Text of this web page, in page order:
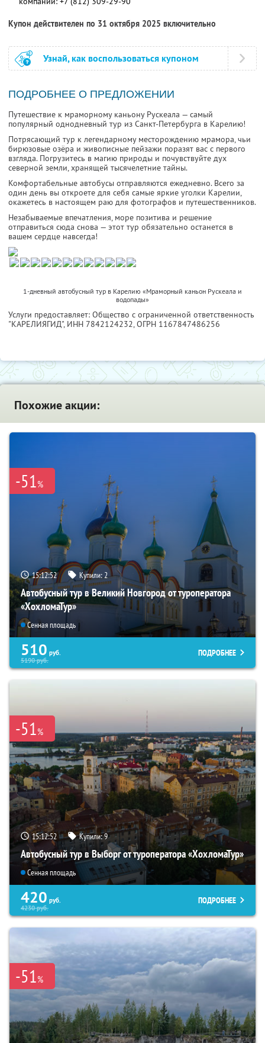
Купон действителен по 31 октября 2025 включительно
Узнай, как воспользоваться купоном
ПОДРОБНЕЕ О ПРЕДЛОЖЕНИИ
Путешествие к мраморному каньону Рускеала — самый
популярный однодневный тур из Санкт-Петербурга в Карелию!
Потрясающий тур к легендарному месторождению мрамора, чьи
бирюзовые озёра и живописные пейзажи поразят вас с первого
взгляда. Погрузитесь в магию природы и почувствуйте дух
северной земли, хранящей тысячелетние тайны.
Комфортабельные автобусы отправляются ежедневно. Всего за
один день вы откроете для себя самые яркие уголки Карелии,
окажетесь в настоящем раю для фотографов и путешественников.
Незабываемые впечатления, море позитива и решение
отправиться сюда снова — этот тур обязательно останется в
вашем сердце навсегда!
1-дневный автобусный тур в Карелию «Мраморный каньон Рускеала и
водопады»
Услуги предоставляет: Общество с ограниченной ответственность
"КАРЕЛИЯГИД", ИНН 7842124232, ОГРН 1167847486256
Похожие акции:
-51%
15:12:51 Купили:2
Автобусный тур в Великий Новгород от туроператора
«ХохломаТур»
Сенная площадь
510 руб.
5190руб.
ПОДРОБНЕЕ
-51%
15:12:51 Купили:9
Автобусный тур в Выборг от туроператора «ХохломаТур»
Сенная площадь
420 руб.
4230руб.
ПОДРОБНЕЕ
-51%